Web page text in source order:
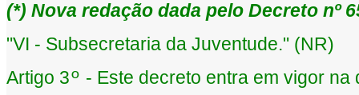
(*) Nova redação dada pelo Decreto nº
"VI - Subsecretaria da Juventude." (NR)
Artigo 3º - Este decreto entra em vigor na